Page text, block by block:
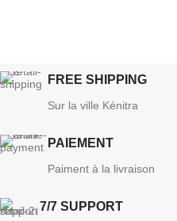
FREE SHIPPING
Sur la ville Kénitra
PAIEMENT
Paiment à la livraison
7/7 SUPPORT